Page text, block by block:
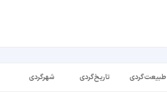
طبیعت‌گردی تاریخ‌گردی شهرگردی